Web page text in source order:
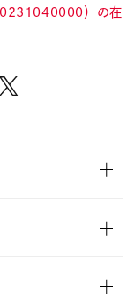
すべて表示）の在